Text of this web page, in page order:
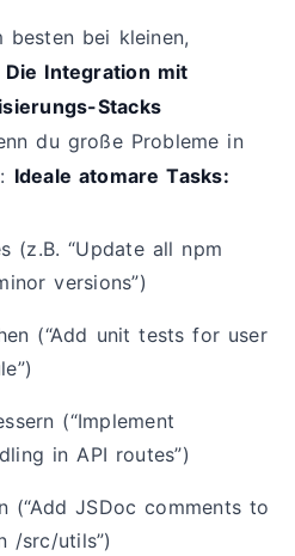
bei kleinen,
Die Integration mit
Stacks
du große Probleme in
Ideale atomare Tasks:
(z.B. “Update all npm
versions”)
(“Add unit tests for user
(“Implement
in API routes”)
(“Add JSDoc comments to
/src/utils”)